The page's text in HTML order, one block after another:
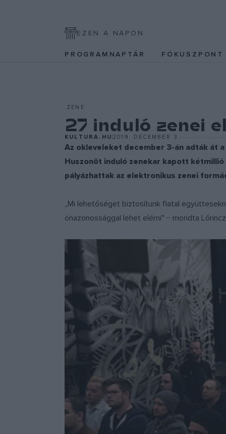
EZEN A NAPON
PROGRAMNAPTÁR FÓKUSZPONT
ZENE
27 induló zenei
KULTURA.HU 2019. DECEMBER 3.
Az okleveleket december 3-án adták át
Huszonöt induló zenekar kapott
pályázhattak az elektronikus zenei
„Mi lehetőséget biztosítunk fiatal
önazonossággal lehet elérni" − mondta